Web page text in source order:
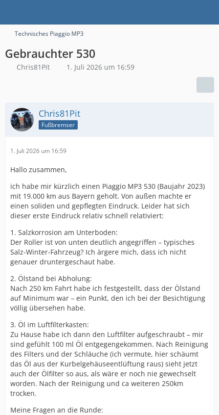
Technisches Piaggio MP3
Gebrauchter 530
Chris81Pit 1. Juli 2026 um 16:59
Chris81Pit
Fußbremser
1. Juli 2026 um 16:59
Hallo zusammen,
ich habe mir kürzlich einen Piaggio MP3 530 (Baujahr 2023)
mit 19.000 km aus Bayern geholt. Von außen machte er
einen soliden und gepflegten Eindruck. Leider hat sich
dieser erste Eindruck relativ schnell relativiert:
1. Salzkorrosion am Unterboden:
Der Roller ist von unten deutlich angegriffen – typisches
Salz-Winter-Fahrzeug? Ich ärgere mich, dass ich nicht
genauer druntergeschaut habe.
2. Ölstand bei Abholung:
Nach 250 km Fahrt habe ich festgestellt, dass der Ölstand
auf Minimum war – ein Punkt, den ich bei der Besichtigung
völlig übersehen habe.
3. Öl im Luftfilterkasten:
Zu Hause habe ich dann den Luftfilter aufgeschraubt – mir
sind gefühlt 100 ml Öl entgegengekommen. Nach Reinigung
des Filters und der Schläuche (ich vermute, hier schäumt
das Öl aus der Kurbelgehäuseentlüftung raus) sieht jetzt
auch der Ölfilter so aus, als wäre er noch nie gewechselt
worden. Nach der Reinigung und ca weiteren 250km
trocken.
Meine Fragen an die Runde: